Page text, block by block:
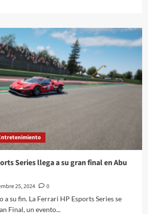
Series llega a su gran final en Abu
25, 2024
0
a su fin. La Ferrari HP Esports Series se
Final, un evento...